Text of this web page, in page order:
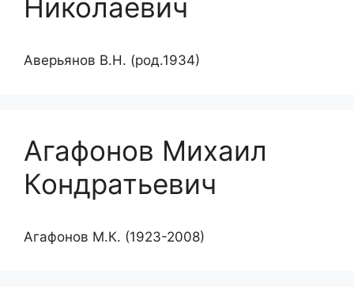
Николаевич
Аверьянов В.Н. (род.1934)
Агафонов Михаил
Кондратьевич
Агафонов М.К. (1923-2008)